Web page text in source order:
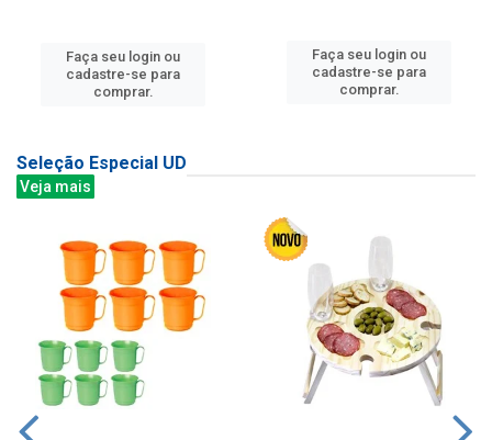
Faça seu login ou
cadastre-se para
comprar.
Faça seu login ou
cadastre-se para
comprar.
Seleção Especial UD
Veja mais